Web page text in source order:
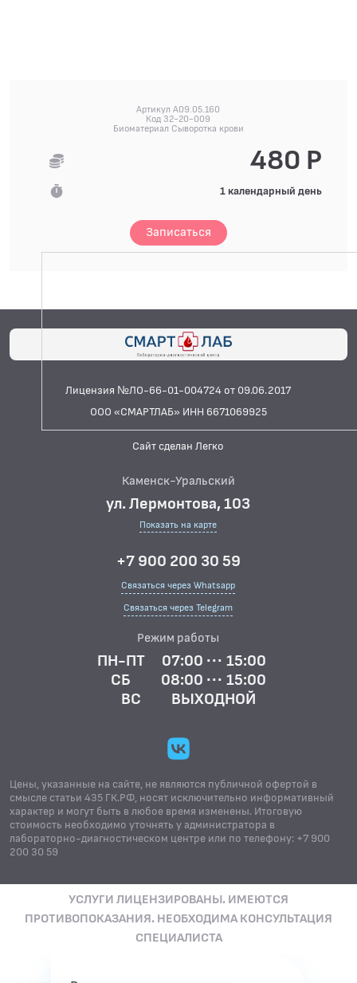
Артикул A09.05.160
Код 32-20-009
Биоматериал Сыворотка крови
480 Р
1 календарный день
Записаться
Лицензия №ЛО-66-01-004724 от 09.06.2017
ООО «СМАРТЛАБ» ИНН 6671069925
Сайт сделан Легко
Каменск-Уральский
ул. Лермонтова, 103
Показать на карте
+7 900 200 30 59
Связаться через Whatsapp
Связаться через Telegram
Режим работы
ПН-ПТ
07:00 ··· 15:00
СБ
08:00 ··· 15:00
ВС
ВЫХОДНОЙ
Цены, указанные на сайте, не являются публичной офертой в
смысле статьи 435 ГК.РФ, носят исключительно информативный
характер и могут быть в любое время изменены. Итоговую
стоимость необходимо уточнять у администратора в
лабораторно-диагностическом центре или по телефону: +7 900
200 30 59
УСЛУГИ ЛИЦЕНЗИРОВАНЫ. ИМЕЮТСЯ
ПРОТИВОПОКАЗАНИЯ. НЕОБХОДИМА КОНСУЛЬТАЦИЯ
СПЕЦИАЛИСТА